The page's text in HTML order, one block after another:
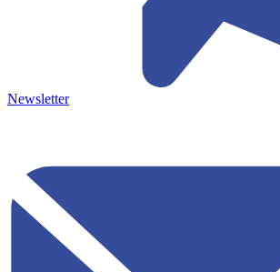
Newsletter